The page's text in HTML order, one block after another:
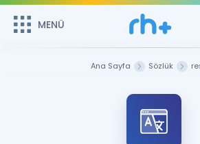
MENÜ
Sepetin Şu An
Remzi Hoca ile seni sınava
bekliyor!
MENÜ
Ana Sayfa Sözlük